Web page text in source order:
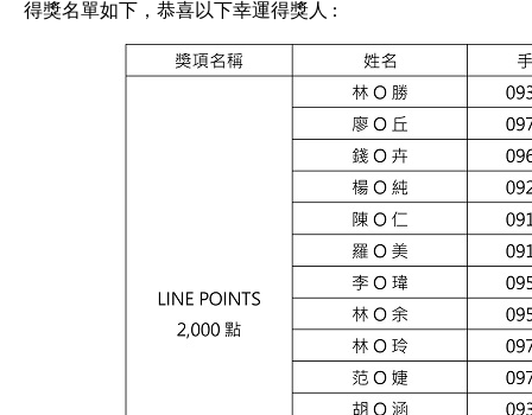
得獎名單如下，恭喜以下幸運得獎人 :